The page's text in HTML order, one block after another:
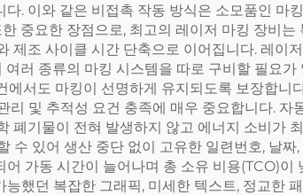
. 이와 같은 비접촉 작동 방식은 소모품인 마
중요한 장점으로, 최고의 레이저 마킹 장비
제조 사이클 시간 단축으로 이어집니다. 레이
러 종류의 마킹 시스템을 따로 구비할 필요
서도 마킹이 선명하게 유지되도록 보장합니
및 추적성 요건 충족에 매우 중요합니다.
폐기물이 전혀 발생하지 않고 에너지 소비가
수 있어 생산 중단 없이 고유한 일련번호, 날
가동 시간이 늘어나며 총 소유 비용(TCO)
했던 복잡한 그래픽, 미세한 텍스트, 정교한